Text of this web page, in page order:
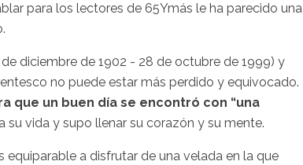
para los lectores de 65Ymás le ha parecido una
de diciembre de 1902 - 28 de octubre de 1999) y
no puede estar más perdido y equivocado.
que un buen día se encontró con “una
su vida y supo llenar su corazón y su mente.
equiparable a disfrutar de una velada en la que